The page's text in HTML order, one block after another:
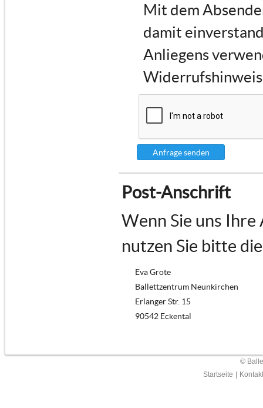
Mit dem
damit
Anliegens
Anfrage senden
Post-Anschrift
Wenn Sie uns
nutzen Sie bitte
Eva Grote
Ballettzentrum Neunkirchen
Erlanger Str. 15
90542 Eckental
©
Startseite
Kontakt